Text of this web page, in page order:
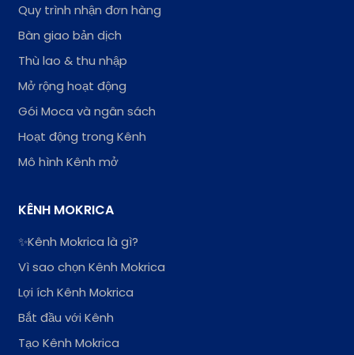
Quy trình nhận đơn hàng
Bàn giao bản dịch
Thù lao & thu nhập
Mở rộng hoạt động
Gói Moca và ngân sách
Hoạt động trong Kênh
Mô hình Kênh mở
KÊNH MOKRICA
✨Kênh Mokrica là gì?
Vì sao chọn Kênh Mokrica
Lợi ích Kênh Mokrica
Bắt đầu với Kênh
Tạo Kênh Mokrica